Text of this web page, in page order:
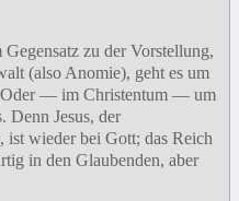
zu der Vorstellung,
(also Anomie), geht es um
Oder — im Christentum — um
Denn Jesus, der
ist wieder bei Gott; das Reich
in den Glaubenden, aber